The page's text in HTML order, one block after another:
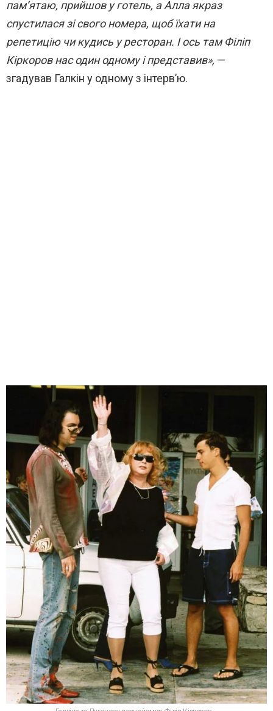
пам’ятаю, прийшов у готель, а Алла якраз
спустилася зі свого номера, щоб їхати на
репетицію чи кудись у ресторан. І ось там Філіп
Кіркоров нас один одному і представив», —
згадував Галкін у одному з інтерв’ю.